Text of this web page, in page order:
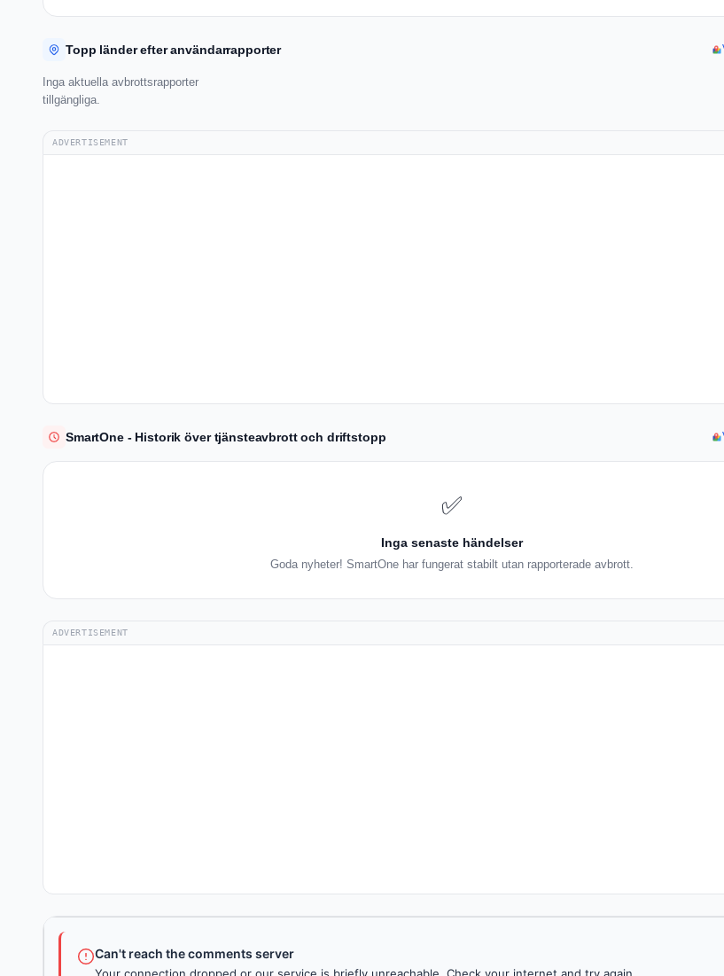
Topp länder efter användarrapporter
Inga aktuella avbrottsrapporter
tillgängliga.
ADVERTISEMENT
SmartOne - Historik över tjänsteavbrott och driftstopp
✅
Inga senaste händelser
Goda nyheter! SmartOne har fungerat stabilt utan rapporterade avbrott.
ADVERTISEMENT
Can't reach the comments server
Your connection dropped or our service is briefly unreachable. Check your internet and try again.